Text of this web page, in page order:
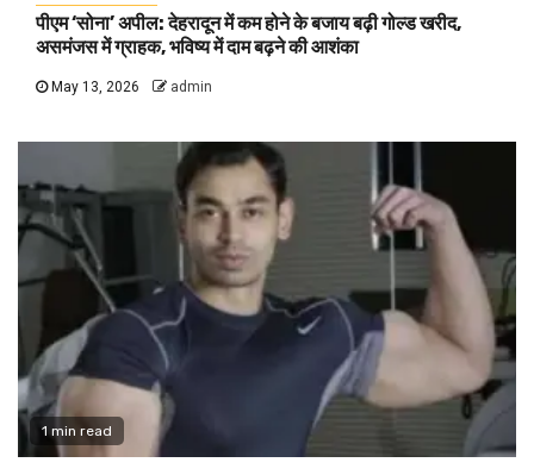
पीएम ‘सोना’ अपील: देहरादून में कम होने के बजाय बढ़ी गोल्ड खरीद,
असमंजस में ग्राहक, भविष्य में दाम बढ़ने की आशंका
May 13, 2026 admin
1 min read